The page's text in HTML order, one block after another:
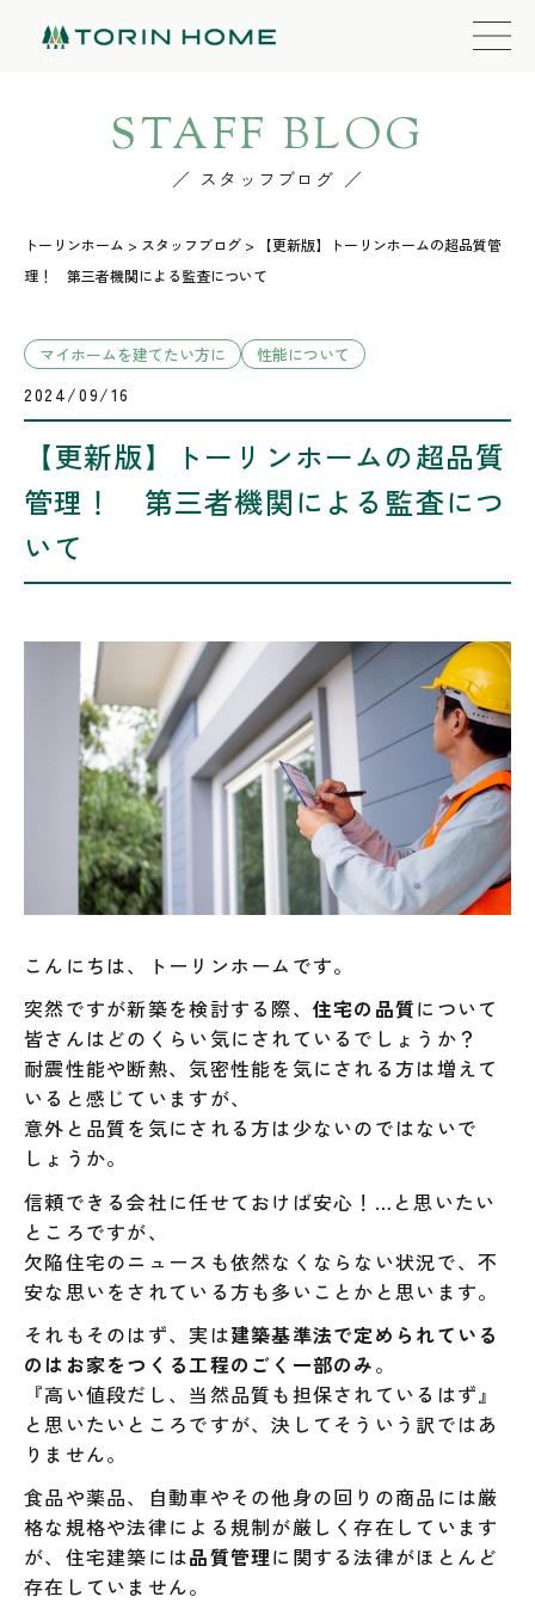
STAFF BLOG
スタッフブログ
トーリンホーム > スタッフブログ >
【更新版】トーリンホームの超品質管
理！ 第三者機関による監査について
マイホームを建てたい方に 性能について
2024/09/16
【更新版】トーリンホームの超品質
管理！ 第三者機関による監査につ
いて
こんにちは、トーリンホームです。
突然ですが新築を検討する際、 住宅の品質について
皆さんはどのくらい気にされているでしょうか？
耐震性能や断熱、気密性能を気にされる方は増えて
いると感じていますが、
意外と品質を気にされる方は少ないのではないで
しょうか。
信頼できる会社に任せておけば安心！…と思いたい
ところですが、
欠陥住宅のニュースも依然なくならない状況で、不
安な思いをされている方も多いことかと思います。
それもそのはず、実は建築基準法で定められている
のはお家をつくる工程のごく一部のみ。
『高い値段だし、当然品質も担保されているはず』
と思いたいところですが、決してそういう訳ではあ
りません。
食品や薬品、自動車やその他身の回りの商品には厳
格な規格や法律による規制が厳しく存在しています
が、住宅建築には品質管理に関する法律がほとんど
存在していません。